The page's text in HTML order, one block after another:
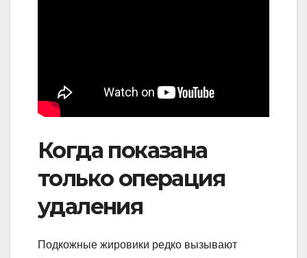
Когда показана
только операция
удаления
Подкожные жировики редко вызывают